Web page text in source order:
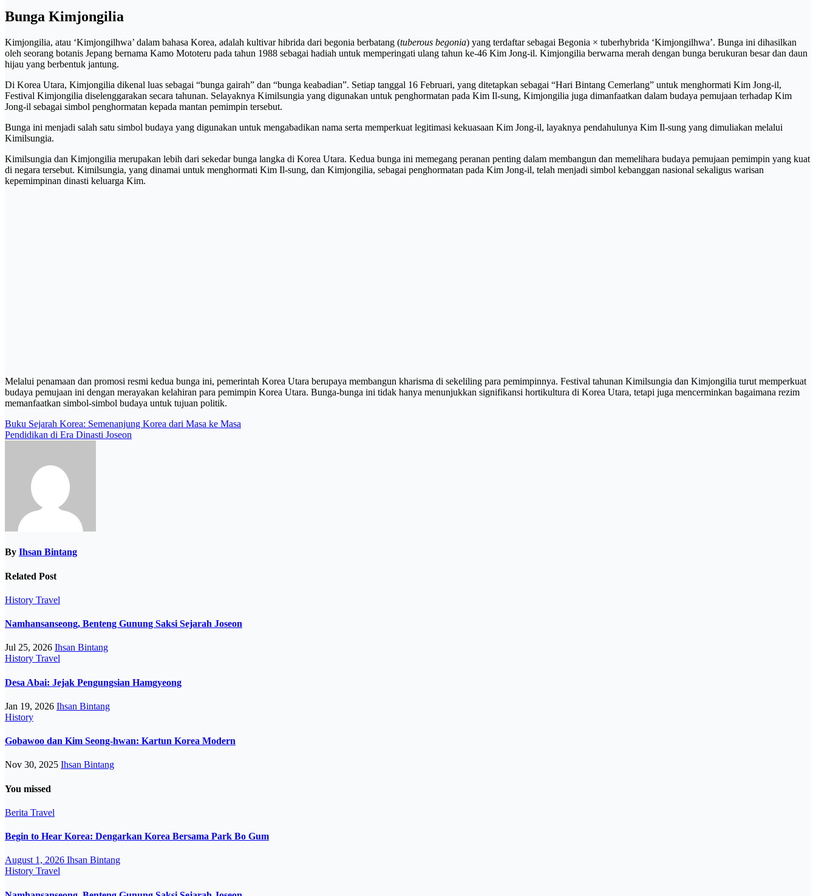
Bunga Kimjongilia
Kimjongilia, atau ‘Kimjongilhwa’ dalam bahasa Korea, adalah kultivar hibrida dari begonia berbatang (tuberous begonia) yang terdaftar sebagai Begonia × tuberhybrida ‘Kimjongilhwa’. Bunga ini dihasilkan
oleh seorang botanis Jepang bernama Kamo Mototeru pada tahun 1988 sebagai hadiah untuk memperingati ulang tahun ke-46 Kim Jong-il. Kimjongilia berwarna merah dengan bunga berukuran besar dan daun
hijau yang berbentuk jantung.
Di Korea Utara, Kimjongilia dikenal luas sebagai “bunga gairah” dan “bunga keabadian”. Setiap tanggal 16 Februari, yang ditetapkan sebagai “Hari Bintang Cemerlang” untuk menghormati Kim Jong-il,
Festival Kimjongilia diselenggarakan secara tahunan. Selayaknya Kimilsungia yang digunakan untuk penghormatan pada Kim Il-sung, Kimjongilia juga dimanfaatkan dalam budaya pemujaan terhadap Kim
Jong-il sebagai simbol penghormatan kepada mantan pemimpin tersebut.
Bunga ini menjadi salah satu simbol budaya yang digunakan untuk mengabadikan nama serta memperkuat legitimasi kekuasaan Kim Jong-il, layaknya pendahulunya Kim Il-sung yang dimuliakan melalui
Kimilsungia.
Kimilsungia dan Kimjongilia merupakan lebih dari sekedar bunga langka di Korea Utara. Kedua bunga ini memegang peranan penting dalam membangun dan memelihara budaya pemujaan pemimpin yang kuat
di negara tersebut. Kimilsungia, yang dinamai untuk menghormati Kim Il-sung, dan Kimjongilia, sebagai penghormatan pada Kim Jong-il, telah menjadi simbol kebanggan nasional sekaligus warisan
kepemimpinan dinasti keluarga Kim.
Melalui penamaan dan promosi resmi kedua bunga ini, pemerintah Korea Utara berupaya membangun kharisma di sekeliling para pemimpinnya. Festival tahunan Kimilsungia dan Kimjongilia turut memperkuat
budaya pemujaan ini dengan merayakan kelahiran para pemimpin Korea Utara. Bunga-bunga ini tidak hanya menunjukkan signifikansi hortikultura di Korea Utara, tetapi juga mencerminkan bagaimana rezim
memanfaatkan simbol-simbol budaya untuk tujuan politik.
Post
navigation
Buku Sejarah Korea: Semenanjung Korea dari Masa ke Masa
Pendidikan di Era Dinasti Joseon
By Ihsan Bintang
Related Post
History Travel
Namhansanseong, Benteng Gunung Saksi Sejarah Joseon
Jul 25, 2026 Ihsan Bintang
History Travel
Desa Abai: Jejak Pengungsian Hamgyeong
Jan 19, 2026 Ihsan Bintang
History
Gobawoo dan Kim Seong-hwan: Kartun Korea Modern
Nov 30, 2025 Ihsan Bintang
You missed
Berita Travel
Begin to Hear Korea: Dengarkan Korea Bersama Park Bo Gum
August 1, 2026 Ihsan Bintang
History Travel